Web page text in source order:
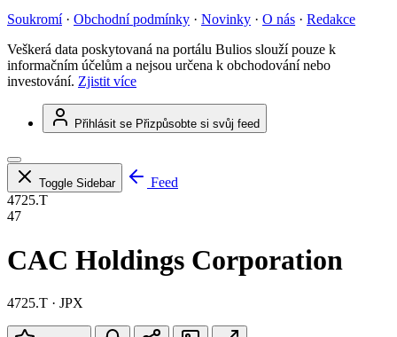
Soukromí · Obchodní podmínky · Novinky · O nás · Redakce
Veškerá data poskytovaná na portálu Bulios slouží pouze k
informačním účelům a nejsou určena k obchodování nebo
investování. Zjistit více
Přihlásit se Přizpůsobte si svůj feed
Toggle Sidebar
Feed
4725.T
47
CAC Holdings Corporation
4725.T · JPX